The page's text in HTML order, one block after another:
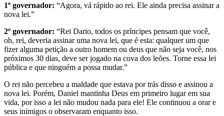
1º governador: “Agora, vá rápido ao rei. Ele ainda precisa assinar a
nova lei.”
2º governador: “Rei Dario, todos os príncipes pensam que você,
oh, rei, deveria assinar uma nova lei, que é esta: qualquer um que
fizer alguma petição a outro homem ou deus que não seja você, nos
próximos 30 dias, deve ser jogado na cova dos leões. Torne essa lei
pública e que ninguém a possa mudar.”
O rei não percebeu a maldade que estava por trás disso e assinou a
nova lei. Porém, Daniel mantinha Deus em primeiro lugar em sua
vida, por isso a lei não mudou nada para ele! Ele continuou a orar e
seus inimigos o observaram enquanto isso.